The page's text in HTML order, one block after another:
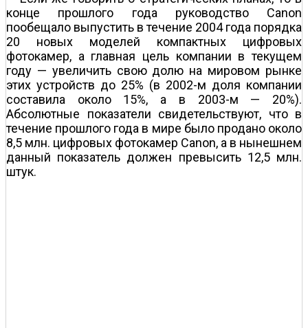
конце прошлого года руководство Canon
пообещало выпустить в течение 2004 года порядка
20 новых моделей компактных цифровых
фотокамер, а главная цель компании в текущем
году — увеличить свою долю на мировом рынке
этих устройств до 25% (в 2002-м доля компании
составила около 15%, а в 2003-м — 20%).
Абсолютные показатели свидетельствуют, что в
течение прошлого года в мире было продано около
8,5 млн. цифровых фотокамер Canon, а в нынешнем
данный показатель должен превысить 12,5 млн.
штук.